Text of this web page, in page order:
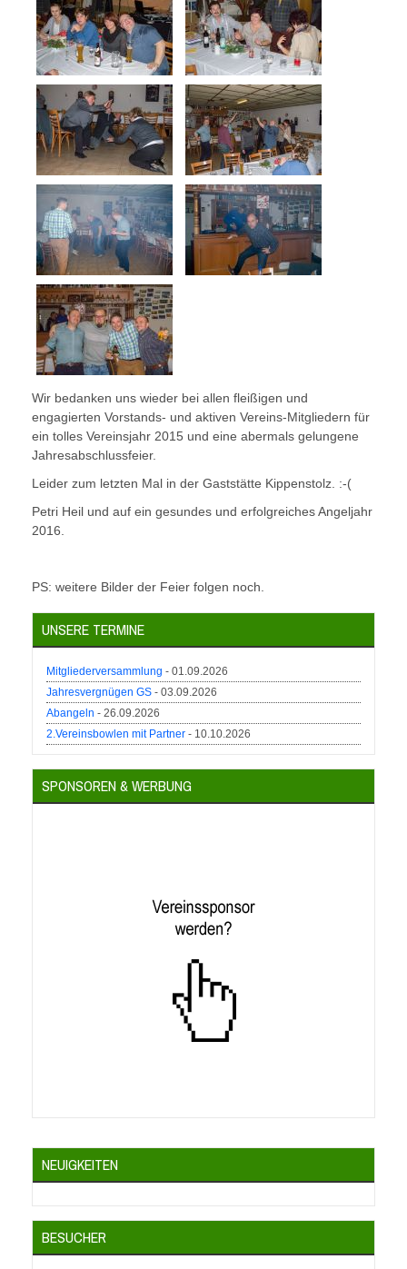
Wir bedanken uns wieder bei allen fleißigen und
engagierten Vorstands- und aktiven Vereins-Mitgliedern für
ein tolles Vereinsjahr 2015 und eine abermals gelungene
Jahresabschlussfeier.
Leider zum letzten Mal in der Gaststätte Kippenstolz. :-(
Petri Heil und auf ein gesundes und erfolgreiches Angeljahr
2016.
PS: weitere Bilder der Feier folgen noch.
UNSERE TERMINE
Mitgliederversammlung - 01.09.2026
Jahresvergnügen GS - 03.09.2026
Abangeln - 26.09.2026
2.Vereinsbowlen mit Partner - 10.10.2026
SPONSOREN & WERBUNG
NEUIGKEITEN
BESUCHER